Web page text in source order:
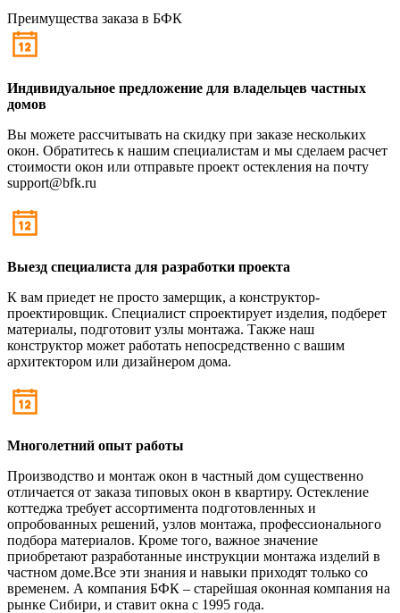
Преимущества заказа в БФК
Индивидуальное предложение для владельцев частных
домов
Вы можете рассчитывать на скидку при заказе нескольких
окон. Обратитесь к нашим специалистам и мы сделаем расчет
стоимости окон или отправьте проект остекления на почту
support@bfk.ru
Выезд специалиста для разработки проекта
К вам приедет не просто замерщик, а конструктор-
проектировщик. Специалист спроектирует изделия, подберет
материалы, подготовит узлы монтажа. Также наш
конструктор может работать непосредственно с вашим
архитектором или дизайнером дома.
Многолетний опыт работы
Производство и монтаж окон в частный дом существенно
отличается от заказа типовых окон в квартиру. Остекление
коттеджа требует ассортимента подготовленных и
опробованных решений, узлов монтажа, профессионального
подбора материалов. Кроме того, важное значение
приобретают разработанные инструкции монтажа изделий в
частном доме.Все эти знания и навыки приходят только со
временем. А компания БФК – старейшая оконная компания на
рынке Сибири, и ставит окна с 1995 года.